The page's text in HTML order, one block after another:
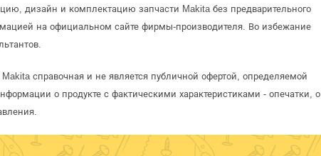
дизайн и комплектацию запчасти Makita без предварительного
на официальном сайте фирмы-производителя. Во избежание
справочная и не является публичной офертой, определяемой
о продукте с фактическими характеристиками - опечатки, о